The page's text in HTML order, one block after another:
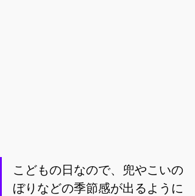
こどもの日なので、兜やこいの
ぼりなどの季節感が出るように